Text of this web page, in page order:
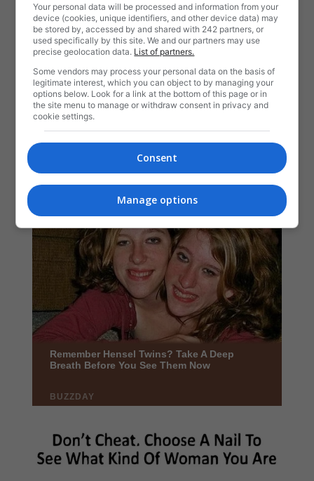
Your personal data will be processed and information from your
device (cookies, unique identifiers, and other device data) may
be stored by, accessed by and shared with 242 partners, or
used specifically by this site. We and our partners may use
precise geolocation data. List of partners.
Some vendors may process your personal data on the basis of
legitimate interest, which you can object to by managing your
options below. Look for a link at the bottom of this page or in
the site menu to manage or withdraw consent in privacy and
cookie settings.
Consent
Manage options